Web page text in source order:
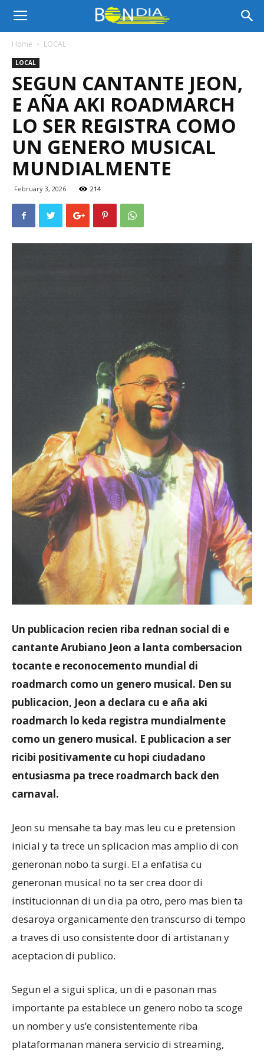
Bon
Dia
Aruba
Noticia
Home LOCAL
LOCAL
SEGUN CANTANTE JEON,
E AÑA AKI ROADMARCH
LO SER REGISTRA COMO
UN GENERO MUSICAL
MUNDIALMENTE
February 3, 2026 214
Un publicacion recien riba rednan social di e
cantante Arubiano Jeon a lanta combersacion
tocante e reconocemento mundial di
roadmarch como un genero musical. Den su
publicacion, Jeon a declara cu e aña aki
roadmarch lo keda registra mundialmente
como un genero musical. E publicacion a ser
ricibi positivamente cu hopi ciudadano
entusiasma pa trece roadmarch back den
carnaval.
Jeon su mensahe ta bay mas leu cu e pretension
inicial y ta trece un splicacion mas amplio di con
generonan nobo ta surgi. El a enfatisa cu
generonan musical no ta ser crea door di
institucionnan di un dia pa otro, pero mas bien ta
desaroya organicamente den transcurso di tempo
a traves di uso consistente door di artistanan y
aceptacion di publico.
Segun el a sigui splica, un di e pasonan mas
importante pa establece un genero nobo ta scoge
un nomber y us’e consistentemente riba
plataformanan manera servicio di streaming,